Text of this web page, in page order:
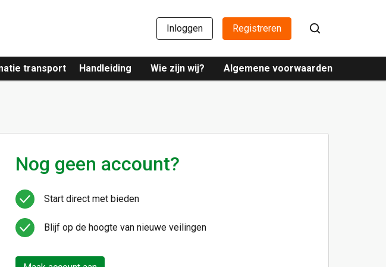
Inloggen Registreren
transport Handleiding Wie zijn wij? Algemene voorwaarden
Nog geen account?
Start direct met bieden
Blijf op de hoogte van nieuwe veilingen